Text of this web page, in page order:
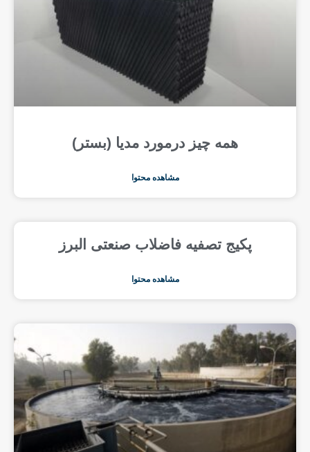
همه چیز درمورد مدیا (بستر)
مشاهده محتوا
پکیج تصفیه فاضلاب صنعتی البرز
مشاهده محتوا